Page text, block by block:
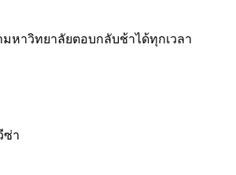
มหาวิทยาลัยตอบกลับช้าได้ทุกเวลา
ซ่า